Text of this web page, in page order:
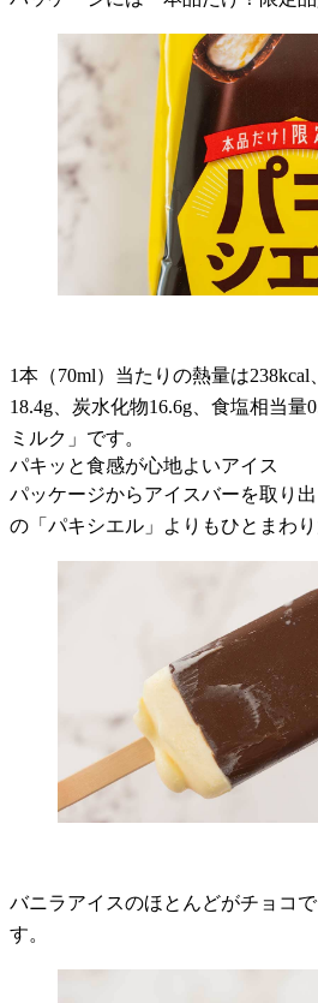
1本（70ml）当たりの熱量は
18.4g、炭水化物16.6g、食塩相当量
ミルク」です。
パキッと食感が心地よいアイス
パッケージからアイスバーを取り
の「パキシエル」よりもひとまわり
バニラアイスのほとんどがチョコ
す。